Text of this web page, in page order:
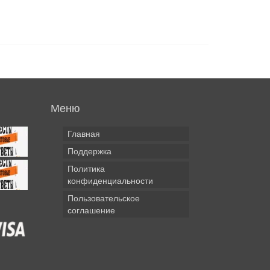
Меню
Главная
Поддержка
Политика
конфиденциальности
Пользовательское
соглашение